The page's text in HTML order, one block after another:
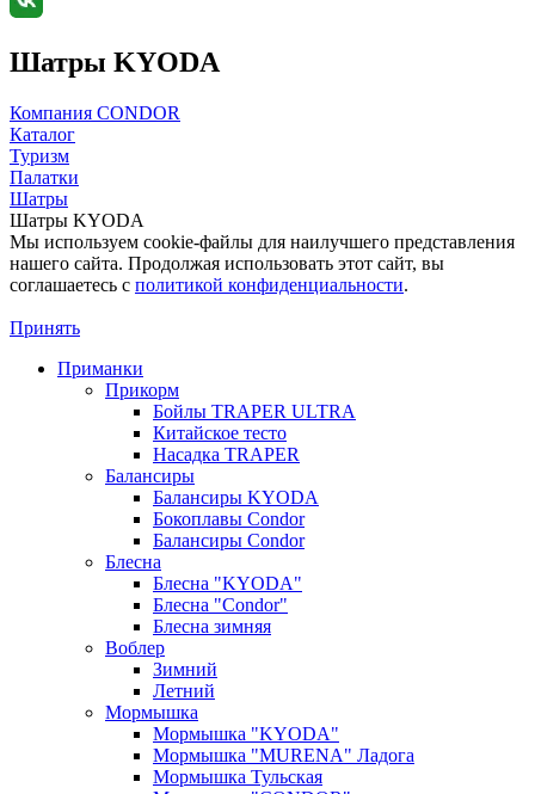
Шатры KYODA
Компания CONDOR
Каталог
Туризм
Палатки
Шатры
Шатры KYODA
Мы используем cookie-файлы для наилучшего представления
нашего сайта. Продолжая использовать этот сайт, вы
соглашаетесь c политикой конфиденциальности.
Принять
Приманки
Прикорм
Бойлы TRAPER ULTRA
Китайское тесто
Насадка TRAPER
Балансиры
Балансиры KYODA
Бокоплавы Condor
Балансиры Condor
Блесна
Блесна "KYODA"
Блесна "Condor"
Блесна зимняя
Воблер
Зимний
Летний
Мормышка
Мормышка "KYODA"
Мормышка "MURENA" Ладога
Мормышка Тульская